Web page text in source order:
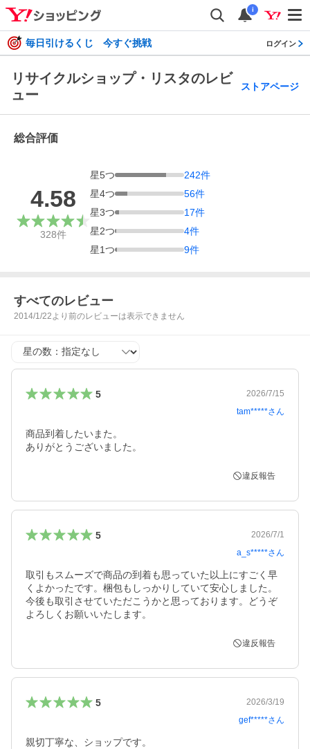
i
毎日引けるくじ 今すぐ挑戦 ログイン
リサイクルショップ・リスタのレビ
ュー
ストアページ
総合評価
4.58
328件
星5つ 242件
星4つ 56件
星3つ 17件
星2つ 4件
星1つ 9件
すべてのレビュー
2014/1/22より前のレビューは表示できません
星の数
5
2026/7/15
tam*****さん
商品到着したいまた。
ありがとうございました。
違反報告
5
2026/7/1
a_s*****さん
取引もスムーズで商品の到着も思っていた以上にすごく早
くよかったです。梱包もしっかりしていて安心しました。
今後も取引させていただこうかと思っております。どうぞ
よろしくお願いいたします。
違反報告
5
2026/3/19
gef*****さん
親切丁寧な、ショップです。